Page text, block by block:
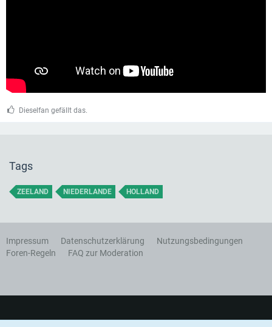
Dieselfan gefällt das.
Tags
ZEELAND NIEDERLANDE HOLLAND
Impressum Datenschutzerklärung
Nutzungsbedingungen
Foren-Regeln
FAQ zur Moderation